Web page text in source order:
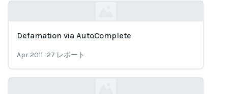
Defamation via AutoComplete
Apr 2011 · 27 レポート